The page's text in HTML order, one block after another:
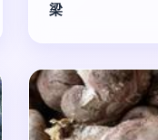
梁